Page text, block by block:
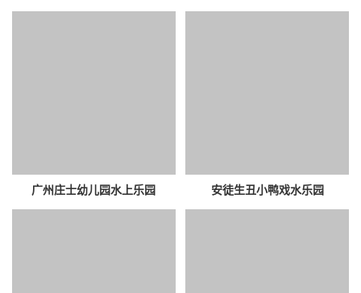
广州庄士幼儿园水上乐园 安徒生丑小鸭戏水乐园